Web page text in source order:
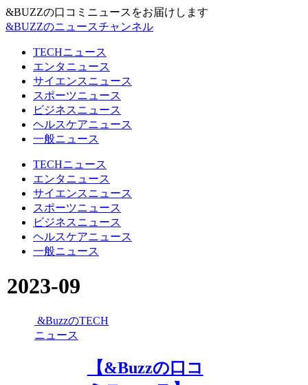
&BUZZの口コミニュースをお届けします
&BUZZのニュースチャンネル
TECHニュース
エンタニュース
サイエンスニュース
スポーツニュース
ビジネスニュース
ヘルスケアニュース
一般ニュース
TECHニュース
エンタニュース
サイエンスニュース
スポーツニュース
ビジネスニュース
ヘルスケアニュース
一般ニュース
2023-09
&BuzzのTECH
ニュース
【&Buzzの口コ